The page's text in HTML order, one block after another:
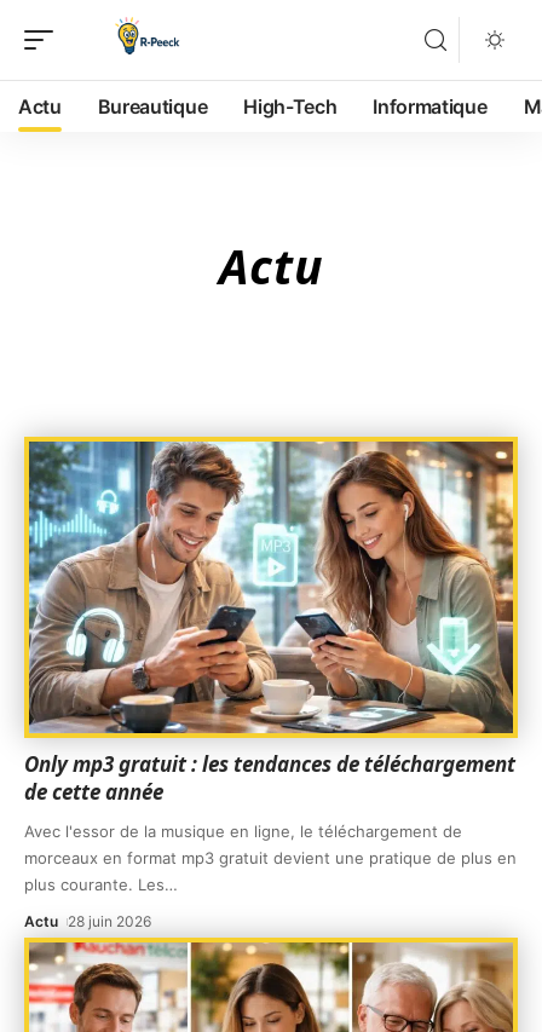
Actu Bureautique High-Tech Informatique
Actu
Only mp3 gratuit : les tendances de téléchargement
de cette année
Avec l'essor de la musique en ligne, le téléchargement de
morceaux en format mp3 gratuit devient une pratique de plus en
plus courante. Les…
Actu 28 juin 2026